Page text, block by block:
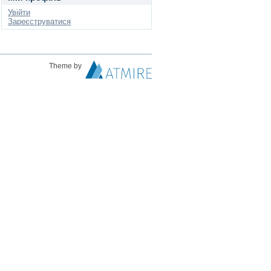
Увійти
Зареєструватися
Theme by